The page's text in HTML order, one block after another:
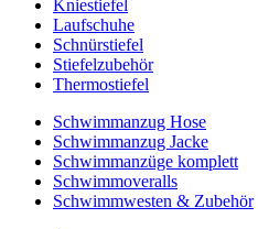
Kniestiefel
Laufschuhe
Schnürstiefel
Stiefelzubehör
Thermostiefel
Schwimmanzug Hose
Schwimmanzug Jacke
Schwimmanzüge komplett
Schwimmoveralls
Schwimmwesten & Zubehör